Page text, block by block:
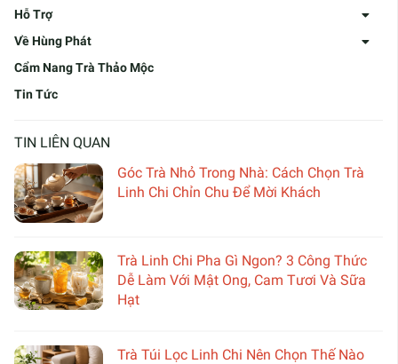
Hỗ Trợ
Về Hùng Phát
Cẩm Nang Trà Thảo Mộc
Tin Tức
TIN LIÊN QUAN
Góc Trà Nhỏ Trong Nhà: Cách Chọn Trà
Linh Chi Chỉn Chu Để Mời Khách
Trà Linh Chi Pha Gì Ngon? 3 Công Thức
Dễ Làm Với Mật Ong, Cam Tươi Và Sữa
Hạt
Trà Túi Lọc Linh Chi Nên Chọn Thế Nào